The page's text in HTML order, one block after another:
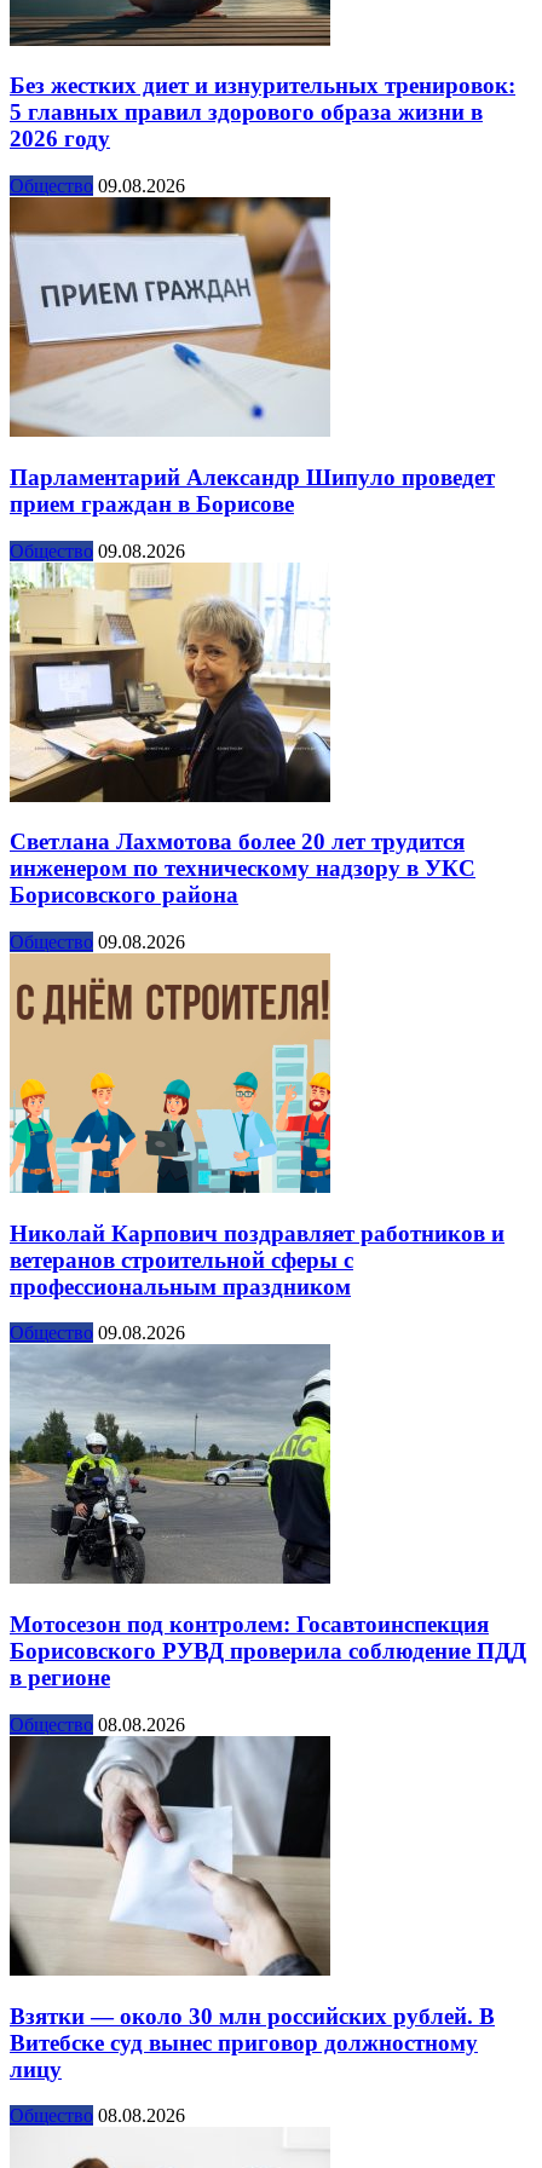
Без жестких диет и изнурительных тренировок:
5 главных правил здорового образа жизни в
2026 году
Общество 09.08.2026
Парламентарий Александр Шипуло проведет
прием граждан в Борисове
Общество 09.08.2026
Светлана Лахмотова более 20 лет трудится
инженером по техническому надзору в УКС
Борисовского района
Общество 09.08.2026
Николай Карпович поздравляет работников и
ветеранов строительной сферы с
профессиональным праздником
Общество 09.08.2026
Мотосезон под контролем: Госавтоинспекция
Борисовского РУВД проверила соблюдение ПДД
в регионе
Общество 08.08.2026
Взятки — около 30 млн российских рублей. В
Витебске суд вынес приговор должностному
лицу
Общество 08.08.2026